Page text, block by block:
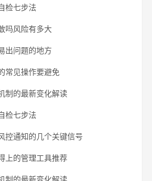
检七步法
吗风险有多大
出问题的地方
常见操作要避免
制的最新变化解读
检七步法
控通知的几个关键信号
上的管理工具推荐
制的最新变化解读